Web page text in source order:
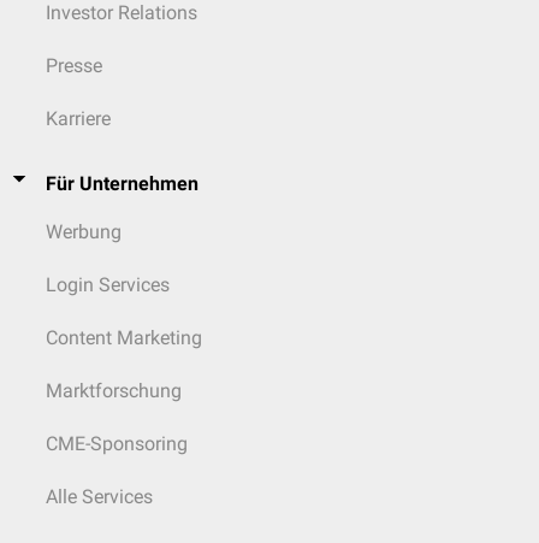
Investor Relations
Presse
Karriere
Für Unternehmen
Werbung
Login Services
Content Marketing
Marktforschung
CME-Sponsoring
Alle Services